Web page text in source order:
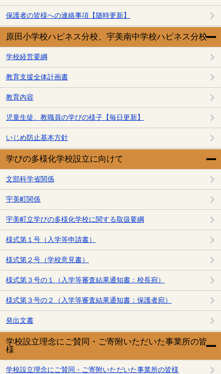
保護者の皆様への連絡事項【随時更新】
原田小学校ハピネス分校、宇美南中学校ハピネス分校
学校経営要綱
教育支援全体計画書
教育内容
児童生徒、教職員の学びの様子【毎日更新】
いじめ防止基本方針
学びの多様化学校設立に向けて
文部科学省関係
宇美町関係
宇美町立学びの多様化学校に関する取扱要綱
様式第１号（入学等申請書）
様式第２号（学校意見書）
様式第３号の１（入学等審査結果通知書：校長宛）
様式第３号の２（入学等審査結果通知書：保護者宛）
発出文書
学校設立理念にご賛同・ご寄附いただいた事業所の皆
様
学校設立理念にご賛同・ご寄附いただいた事業所の皆様